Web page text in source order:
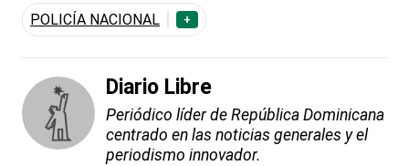
POLICÍA NACIONAL +
Diario Libre
Periódico líder de República Dominicana
centrado en las noticias generales y el
periodismo innovador.